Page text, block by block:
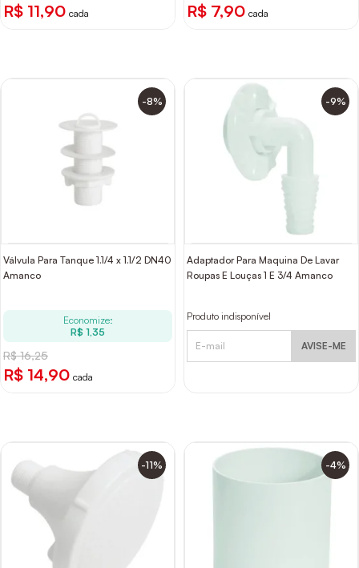
R$ 11,90 cada R$ 7,90 cada
-8%
Válvula Para Tanque 1.1/4 x 1.1/2 DN40
Amanco
Economize:
R$ 1,35
R$ 16,25
R$ 14,90 cada
-9%
Adaptador Para Maquina De Lavar
Roupas E Louças 1 E 3/4 Amanco
Produto indisponível
AVISE-ME
-11% -4%